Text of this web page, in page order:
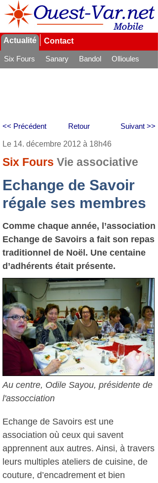
Actualité Contact
Six Fours Sanary Bandol
Ollioules
Retour
<< Précédent Suivant >>
Le 14. décembre 2012 à 18h46
Six Fours Vie associative
Echange de Savoir
régale ses membres
Comme chaque année, l’association
Echange de Savoirs a fait son repas
traditionnel de Noël. Une centaine
d’adhérents était présente.
Au centre, Odile Sayou, présidente de
l'assocciation
Echange de Savoirs est une
association où ceux qui savent
apprennent aux autres. Ainsi, à travers
leurs multiples ateliers de cuisine, de
couture, d’encadrement et bien